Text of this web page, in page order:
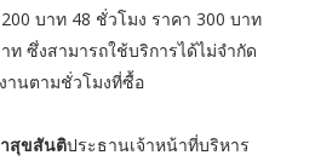
บาท 48 ชั่วโมง ราคา 300 บาท
ท ซึ่งสามารถใช้บริการได้ไม่จำกัด
านตามชั่วโมงที่ซื้อ
สุขสันติประธานเจ้าหน้าที่บริหาร